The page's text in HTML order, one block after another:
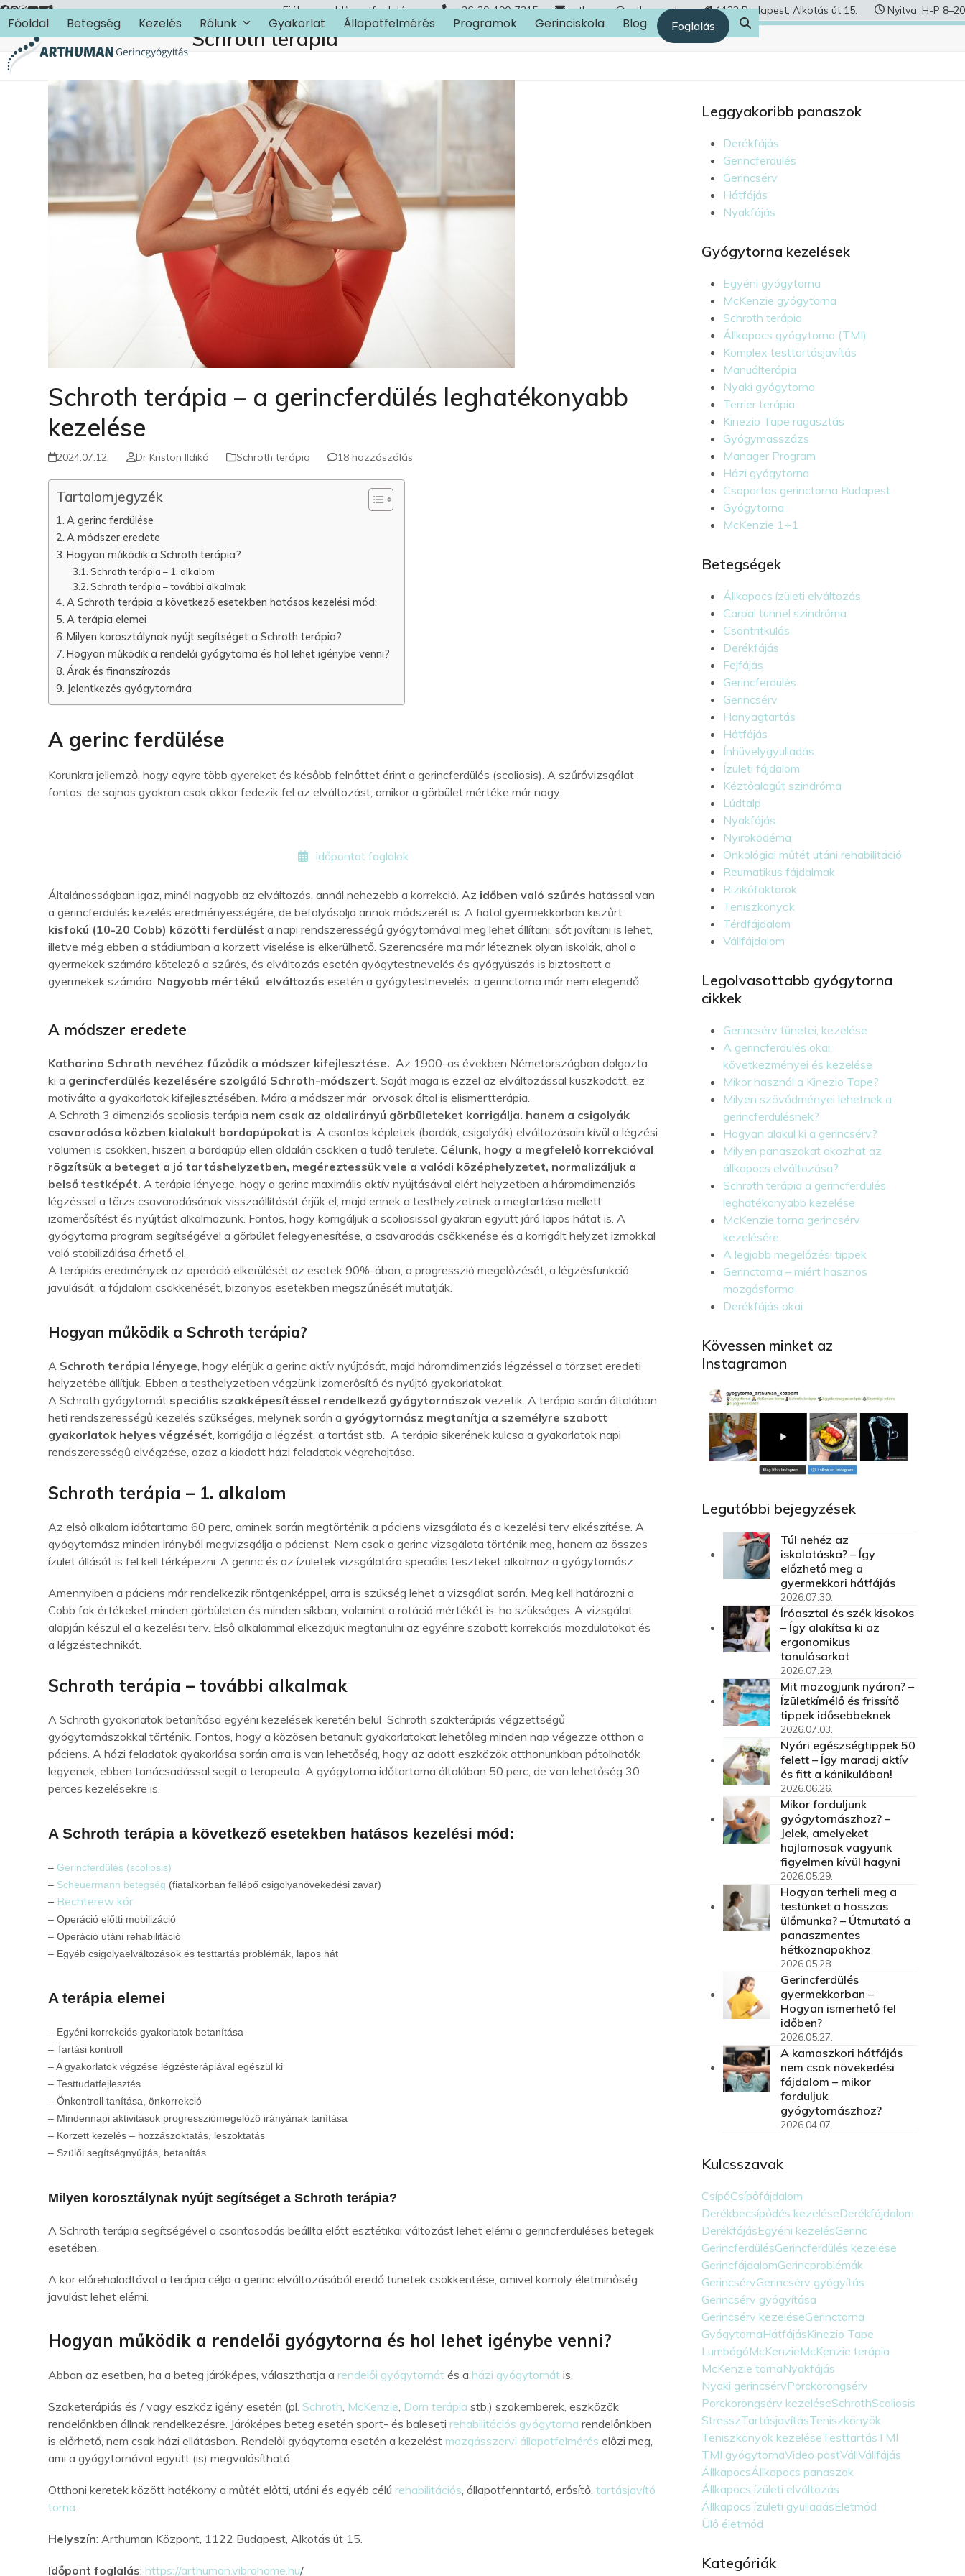
Skip
to
content
Fiókom Időpontfoglalás +36-30-190-7315 arthuman@arthuman.hu 1122 Budapest, Alkotás út 15. Nyitva: H-P 8–20
Főoldal Betegség Kezelés Rólunk Gyakorlat Állapotfelmérés Programok Gerinciskola Blog Foglalás
Schroth terápia
Schroth terápia – a gerincferdülés leghatékonyabb
kezelése
2024.07.12. Dr Kriston Ildikó Schroth terápia 18 hozzászólás
Tartalomjegyzék
A gerinc ferdülése
A módszer eredete
Hogyan működik a Schroth terápia?
Schroth terápia – 1. alkalom
Schroth terápia – további alkalmak
A Schroth terápia a következő esetekben hatásos kezelési mód:
A terápia elemei
Milyen korosztálynak nyújt segítséget a Schroth terápia?
Hogyan működik a rendelői gyógytorna és hol lehet igénybe venni?
Árak és finanszírozás
Jelentkezés gyógytornára
A gerinc ferdülése
Korunkra jellemző, hogy egyre több gyereket és később felnőttet érint a gerincferdülés (scoliosis). A szűrővizsgálat
fontos, de sajnos gyakran csak akkor fedezik fel az elváltozást, amikor a görbület mértéke már nagy.
Időpontot foglalok
Általánosságban igaz, minél nagyobb az elváltozás, annál nehezebb a korrekció. Az időben való szűrés hatással van
a gerincferdülés kezelés eredményességére, de befolyásolja annak módszerét is. A fiatal gyermekkorban kiszűrt
kisfokú (10-20 Cobb) közötti ferdülést a napi rendszerességű gyógytornával meg lehet állítani, sőt javítani is lehet,
illetve még ebben a stádiumban a korzett viselése is elkerülhető. Szerencsére ma már léteznek olyan iskolák, ahol a
gyermekek számára kötelező a szűrés, és elváltozás esetén gyógytestnevelés és gyógyúszás is biztosított a
gyermekek számára. Nagyobb mértékű elváltozás esetén a gyógytestnevelés, a gerinctorna már nem elegendő.
A módszer eredete
Katharina Schroth nevéhez fűződik a módszer kifejlesztése.Az 1900-as években Németországban dolgozta
ki a gerincferdülés kezelésére szolgáló Schroth-módszert. Saját maga is ezzel az elváltozással küszködött, ez
motiválta a gyakorlatok kifejlesztésében. Mára a módszer már orvosok által is elismertterápia.
A Schroth 3 dimenziós scoliosis terápia nem csak az oldalirányú görbületeket korrigálja. hanem a csigolyák
csavarodása közben kialakult bordapúpokat is. A csontos képletek (bordák, csigolyák) elváltozásain kívül a légzési
volumen is csökken, hiszen a bordapúp ellen oldalán csökken a tüdő területe. Célunk, hogy a megfelelő korrekcióval
rögzítsük a beteget a jó tartáshelyzetben, megéreztessük vele a valódi középhelyzetet, normalizáljuk a
belső testképét. A terápia lényege, hogy a gerinc maximális aktív nyújtásával elért helyzetben a háromdimenziós
légzéssel a törzs csavarodásának visszaállítását érjük el, majd ennek a testhelyzetnek a megtartása mellett
izomerősítést és nyújtást alkalmazunk. Fontos, hogy korrigáljuk a scoliosissal gyakran együtt járó lapos hátat is. A
gyógytorna program segítségével a görbület felegyenesítése, a csavarodás csökkenése és a korrigált helyzet izmokkal
való stabilizálása érhető el.
A terápiás eredmények az operáció elkerülését az esetek 90%-ában, a progresszió megelőzését, a légzésfunkció
javulását, a fájdalom csökkenését, bizonyos esetekben megszűnését mutatják.
Hogyan működik a Schroth terápia?
A Schroth terápia lényege, hogy elérjük a gerinc aktív nyújtását, majd háromdimenziós légzéssel a törzset eredeti
helyzetébe állítjuk. Ebben a testhelyzetben végzünk izomerősítő és nyújtó gyakorlatokat.
A Schroth gyógytornát speciális szakképesítéssel rendelkező gyógytornászok vezetik. A terápia során általában
heti rendszerességű kezelés szükséges, melynek során a gyógytornász megtanítja a személyre szabott
gyakorlatok helyes végzését, korrigálja a légzést, a tartást stb. A terápia sikerének kulcsa a gyakorlatok napi
rendszerességű elvégzése, azaz a kiadott házi feladatok végrehajtása.
Schroth terápia – 1. alkalom
Az első alkalom időtartama 60 perc, aminek során megtörténik a páciens vizsgálata és a kezelési terv elkészítése. A
gyógytornász minden irányból megvizsgálja a pácienst. Nem csak a gerinc vizsgálata történik meg, hanem az összes
ízület állását is fel kell térképezni. A gerinc és az ízületek vizsgálatára speciális teszteket alkalmaz a gyógytornász.
Amennyiben a páciens már rendelkezik röntgenképpel, arra is szükség lehet a vizsgálat során. Meg kell határozni a
Cobb fok értékeket minden görbületen és minden síkban, valamint a rotáció mértékét is, ha szükséges. A vizsgálat
alapján készül el a kezelési terv. Első alkalommal elkezdjük megtanulni az egyénre szabott korrekciós mozdulatokat és
a légzéstechnikát.
Schroth terápia – további alkalmak
A Schroth gyakorlatok betanítása egyéni kezelések keretén belül Schroth szakterápiás végzettségű
gyógytornászokkal történik. Fontos, hogy a közösen betanult gyakorlatokat lehetőleg minden nap végezze otthon a
páciens. A házi feladatok gyakorlása során arra is van lehetőség, hogy az adott eszközök otthonunkban pótolhatók
legyenek, ebben tanácsadással segít a terapeuta. A gyógytorna időtartama általában 50 perc, de van lehetőség 30
perces kezelésekre is.
A Schroth terápia a következő esetekben hatásos kezelési mód:
– Gerincferdülés (scoliosis)
– Scheuermann betegség (fiatalkorban fellépő csigolyanövekedési zavar)
– Bechterew kór
– Operáció előtti mobilizáció
– Operáció utáni rehabilitáció
– Egyéb csigolyaelváltozások és testtartás problémák, lapos hát
A terápia elemei
– Egyéni korrekciós gyakorlatok betanítása
– Tartási kontroll
– A gyakorlatok végzése légzésterápiával egészül ki
– Testtudatfejlesztés
– Önkontroll tanítása, önkorrekció
– Mindennapi aktivitások progressziómegelőző irányának tanítása
– Korzett kezelés – hozzászoktatás, leszoktatás
– Szülői segítségnyújtás, betanítás
Milyen korosztálynak nyújt segítséget a Schroth terápia?
A Schroth terápia segítségével a csontosodás beállta előtt esztétikai változást lehet elérni a gerincferdüléses betegek
esetében.
A kor előrehaladtával a terápia célja a gerinc elváltozásából eredő tünetek csökkentése, amivel komoly életminőség
javulást lehet elérni.
Hogyan működik a rendelői gyógytorna és hol lehet igénybe venni?
Abban az esetben, ha a beteg járóképes, választhatja arendelői gyógytornát és a házi gyógytornát is.
Szaketerápiás és / vagy eszköz igény esetén (pl. Schroth, McKenzie, Dorn terápia stb.) szakemberek, eszközök
rendelőnkben állnak rendelkezésre. Járóképes beteg esetén sport- és balesetirehabilitációs gyógytorna rendelőnkben
is előrhető, nem csak házi ellátásban. Rendelői gyógytorna esetén a kezeléstmozgásszervi állapotfelmérés előzi meg,
ami a gyógytornával együtt (is) megvalósítható.
Otthoni keretek között hatékony a műtét előtti, utáni és egyéb célúrehabilitációs, állapotfenntartó, erősítő,tartásjavító
torna.
Helyszín: Arthuman Központ, 1122 Budapest, Alkotás út 15.
Időpont foglalás: https://arthuman.vibrohome.hu/
Leggyakoribb panaszok
Derékfájás
Gerincferdülés
Gerincsérv
Hátfájás
Nyakfájás
Gyógytorna kezelések
Egyéni gyógytorna
McKenzie gyógytorna
Schroth terápia
Állkapocs gyógytorna (TMI)
Komplex testtartásjavítás
Manuálterápia
Nyaki gyógytorna
Terrier terápia
Kinezio Tape ragasztás
Gyógymasszázs
Manager Program
Házi gyógytorna
Csoportos gerinctorna Budapest
Gyógytorna
McKenzie 1+1
Betegségek
Állkapocs ízületi elváltozás
Carpal tunnel szindróma
Csontritkulás
Derékfájás
Fejfájás
Gerincferdülés
Gerincsérv
Hanyagtartás
Hátfájás
Ínhüvelygyulladás
Ízületi fájdalom
Kéztőalagút szindróma
Lúdtalp
Nyakfájás
Nyiroködéma
Onkológiai műtét utáni rehabilitáció
Reumatikus fájdalmak
Rizikófaktorok
Teniszkönyök
Térdfájdalom
Vállfájdalom
Legolvasottabb gyógytorna
cikkek
Gerincsérv tünetei, kezelése
A gerincferdülés okai,
következményei és kezelése
Mikor használ a Kinezio Tape?
Milyen szövődményei lehetnek a
gerincferdülésnek?
Hogyan alakul ki a gerincsérv?
Milyen panaszokat okozhat az
állkapocs elváltozása?
Schroth terápia a gerincferdülés
leghatékonyabb kezelése
McKenzie torna gerincsérv
kezelésére
A legjobb megelőzési tippek
Gerinctorna – miért hasznos
mozgásforma
Derékfájás okai
Kövessen minket az
Instagramon
Legutóbbi bejegyzések
Túl nehéz az
iskolatáska? – Így
előzhető meg a
gyermekkori hátfájás
2026.07.30.
Íróasztal és szék kisokos
– Így alakítsa ki az
ergonomikus
tanulósarkot
2026.07.29.
Mit mozogjunk nyáron? –
Ízületkímélő és frissítő
tippek idősebbeknek
2026.07.03.
Nyári egészségtippek 50
felett – Így maradj aktív
és fitt a kánikulában!
2026.06.26.
Mikor forduljunk
gyógytornászhoz? –
Jelek, amelyeket
hajlamosak vagyunk
figyelmen kívül hagyni
2026.05.29.
Hogyan terheli meg a
testünket a hosszas
ülőmunka? – Útmutató a
panaszmentes
hétköznapokhoz
2026.05.28.
Gerincferdülés
gyermekkorban –
Hogyan ismerhető fel
időben?
2026.05.27.
A kamaszkori hátfájás
nem csak növekedési
fájdalom – mikor
forduljuk
gyógytornászhoz?
2026.04.07.
Kulcsszavak
CsípőCsípőfájdalom
Derékbecsípődés kezeléseDerékfájdalom
DerékfájásEgyéni kezelésGerinc
GerincferdülésGerincferdülés kezelése
GerincfájdalomGerincproblémák
GerincsérvGerincsérv gyógyítás
Gerincsérv gyógyítása
Gerincsérv kezeléseGerinctorna
GyógytornaHátfájásKinezio Tape
LumbágóMcKenzieMcKenzie terápia
McKenzie tornaNyakfájás
Nyaki gerincsérvPorckorongsérv
Porckorongsérv kezeléseSchrothScoliosis
StresszTartásjavításTeniszkönyök
Teniszkönyök kezeléseTesttartásTMI
TMI gyógytornaVideo postVállVállfájás
ÁllkapocsÁllkapocs panaszok
Állkapocs ízületi elváltozás
Állkapocs ízületi gyulladásÉletmód
Ülő életmód
Kategóriák